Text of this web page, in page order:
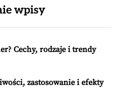
wpisy
Cechy, rodzaje i trendy
zastosowanie i efekty